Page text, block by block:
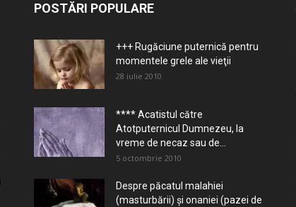
POSTĂRI POPULARE
+++ Rugăciune puternică pentru
momentele grele ale vieţii
28 iulie 2010
**** Acatistul către
Atotputernicul Dumnezeu, la
vreme de necaz sau de...
5 octombrie 2010
Despre păcatul malahiei
(masturbării) şi onaniei (pazei de